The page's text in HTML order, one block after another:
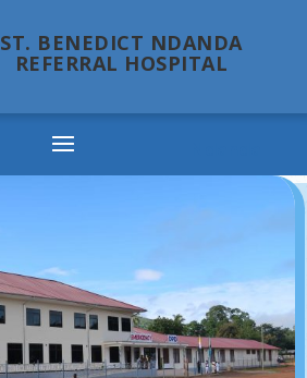
ST. BENEDICT NDANDA
REFERRAL HOSPITAL